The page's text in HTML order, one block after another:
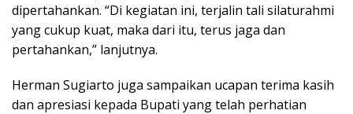
dipertahankan. “Di kegiatan ini, terjalin tali silaturahmi
yang cukup kuat, maka dari itu, terus jaga dan
pertahankan,” lanjutnya.
Herman Sugiarto juga sampaikan ucapan terima kasih
dan apresiasi kepada Bupati yang telah perhatian